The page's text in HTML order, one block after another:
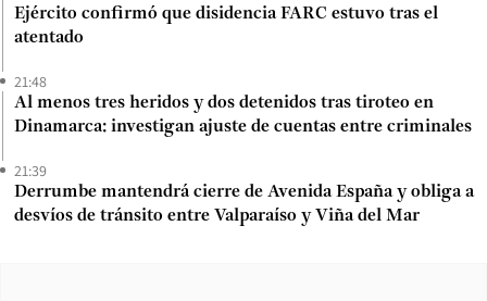
Ejército confirmó que disidencia FARC estuvo tras el
atentado
21:48
Al menos tres heridos y dos detenidos tras tiroteo en
Dinamarca: investigan ajuste de cuentas entre criminales
21:39
Derrumbe mantendrá cierre de Avenida España y obliga a
desvíos de tránsito entre Valparaíso y Viña del Mar